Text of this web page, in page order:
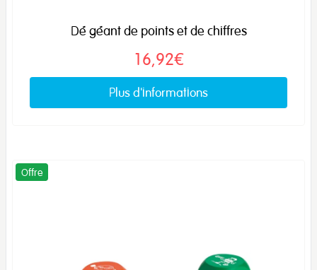
Dé géant de points et de chiffres
16,92€
Plus d'informations
Offre